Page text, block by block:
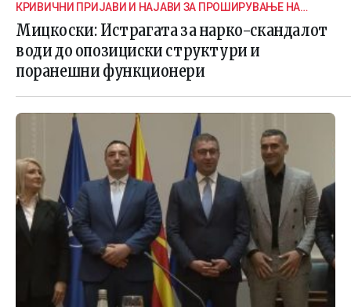
КРИВИЧНИ ПРИЈАВИ И НАЈАВИ ЗА ПРОШИРУВАЊЕ НА
ИСТРАГАТА
Мицкоски: Истрагата за нарко-скандалот
води до опозициски структури и
поранешни функционери